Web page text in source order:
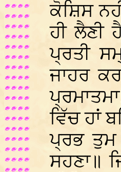
ਕੋਸ਼ਿਸ
ਹੀ ਲੈਣੀ
ਪ੍ਰਤੀ
ਜਾਹਰ
ਵਿੱਚ ਹਾਂ
ਪ੍ਰਭ
ਸਹਣਾ॥